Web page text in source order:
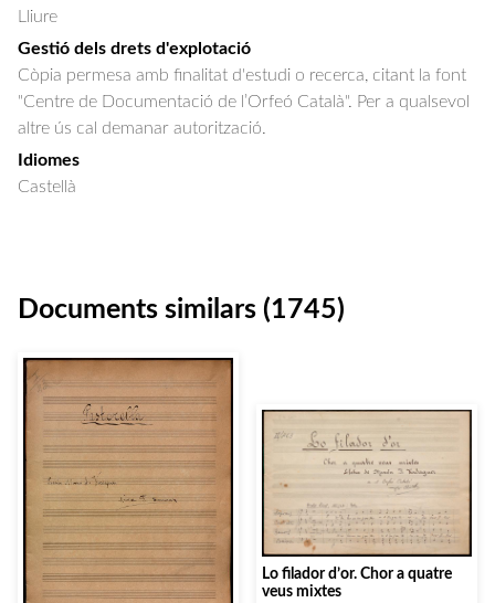
Lliure
Gestió dels drets d'explotació
Còpia permesa amb finalitat d'estudi o recerca, citant la font
"Centre de Documentació de l’Orfeó Català". Per a qualsevol
altre ús cal demanar autorització.
Idiomes
Castellà
Documents similars (1745)
Lo filador d’or. Chor a quatre
veus mixtes